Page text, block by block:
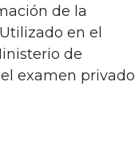
de la
en el
de
examen privado